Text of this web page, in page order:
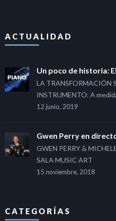
ACTUALIDAD
Un poco de historia:
LA TRANSFORMACIÓN
INSTRUMENTO: A
12 junio, 2019
Gwen Perry en
GWEN PERRY &
SALA MUSIC ART
15 noviembre, 2018
CATEGORÍAS